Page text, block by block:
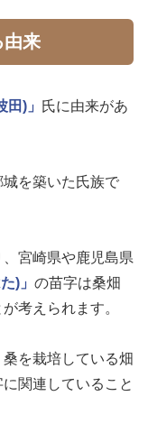
由来
田)」
氏に由来があ
を築いた氏族で
宮崎県や鹿児島県
)」 の苗字は桑畑
考えられます。
を栽培している畑
関連していること